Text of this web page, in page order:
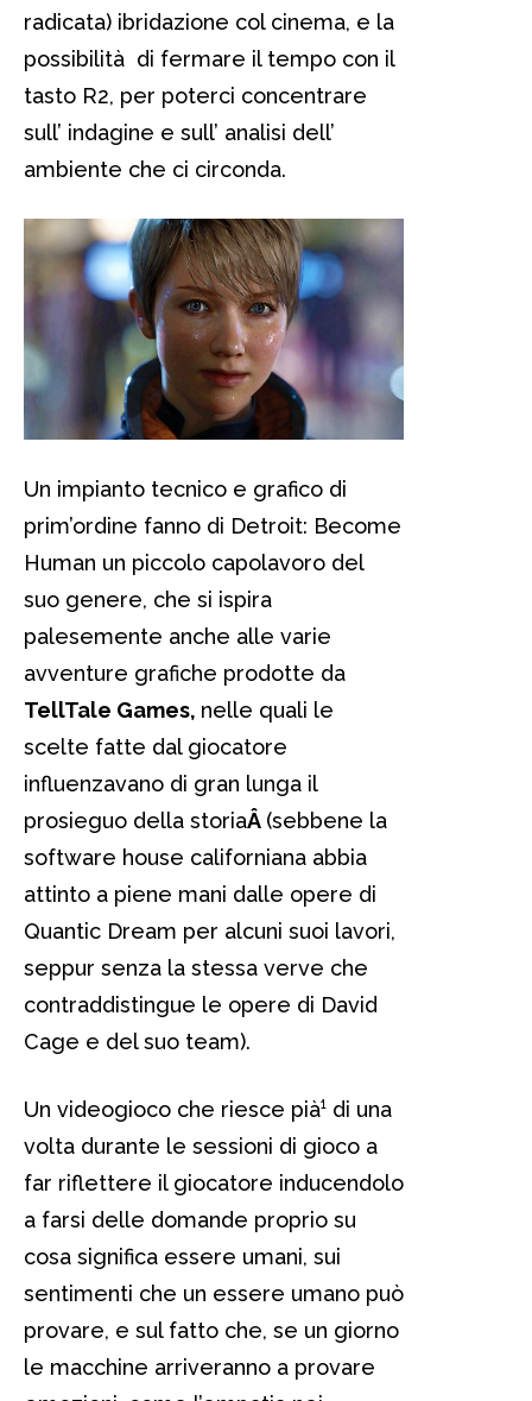
radicata) ibridazione col cinema, e la
possibilità di fermare il tempo con il
tasto R2, per poterci concentrare
sull’ indagine e sull’ analisi dell’
ambiente che ci circonda.
Un impianto tecnico e grafico di
prim’ordine fanno di Detroit: Become
Human un piccolo capolavoro del
suo genere, che si ispira
palesemente anche alle varie
avventure grafiche prodotte da
TellTale Games, nelle quali le
scelte fatte dal giocatore
influenzavano di gran lunga il
prosieguo della storiaÂ (sebbene la
software house californiana abbia
attinto a piene mani dalle opere di
Quantic Dream per alcuni suoi lavori,
seppur senza la stessa verve che
contraddistingue le opere di David
Cage e del suo team).
Un videogioco che riesce pià¹ di una
volta durante le sessioni di gioco a
far riflettere il giocatore inducendolo
a farsi delle domande proprio su
cosa significa essere umani, sui
sentimenti che un essere umano può
provare, e sul fatto che, se un giorno
le macchine arriveranno a provare